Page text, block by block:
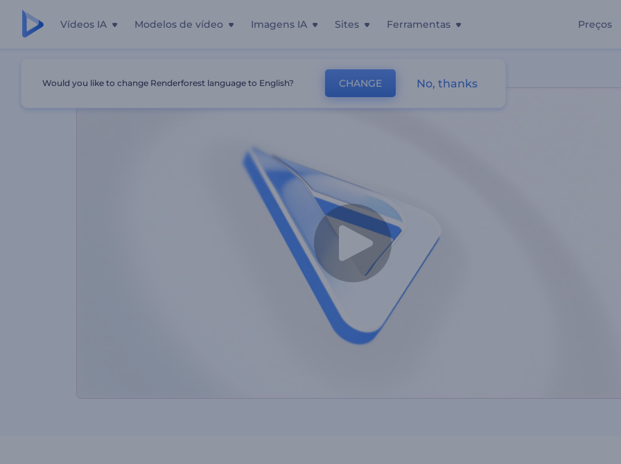
Vídeos IA Modelos de vídeo Imagens IA Sites Ferramentas Preços
Would you like to change Renderforest language to English? CHANGE No, thanks